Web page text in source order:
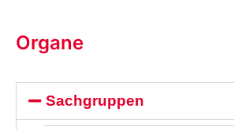
Organe
Sachgruppen